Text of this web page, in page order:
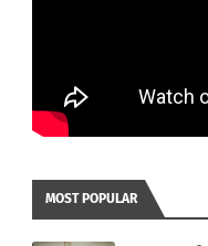
MOST POPULAR